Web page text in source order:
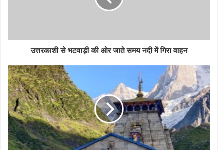
उत्तरकाशी से भटवाड़ी की ओर जाते समय नदी में गिरा वाहन